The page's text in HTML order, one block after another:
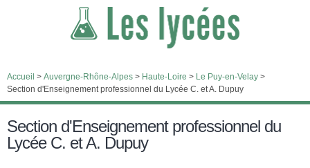
Accueil > Auvergne-Rhône-Alpes > Haute-Loire > Le Puy-en-Velay >
Section d'Enseignement professionnel du Lycée C. et A. Dupuy
Section d'Enseignement professionnel du
Lycée C. et A. Dupuy